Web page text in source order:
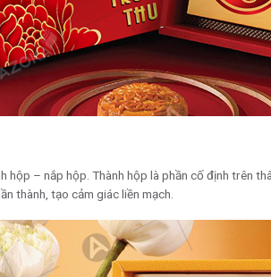
hộp – nắp hộp. Thành hộp là phần cố định trên
thành, tạo cảm giác liền mạch.